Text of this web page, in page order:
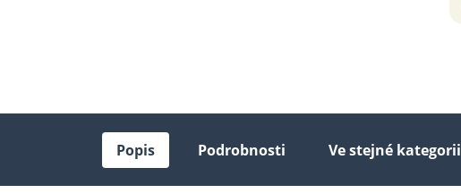
Popis Podrobnosti Ve stejné kategorii